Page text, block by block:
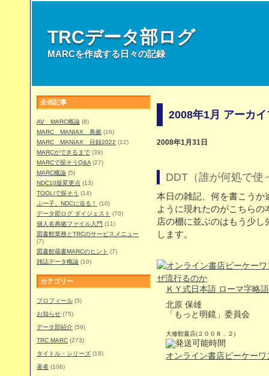
TRCデータ部ログ
MARCを作成する日々の記録
企画記事
AV MARC概論 (8)
MARC MANIAX 典拠 (16)
MARC MANIAX 目録2022 (12)
MARCができるまで (39)
MARCで探そうQ&A (27)
MARC概論 (5)
NDC10版変更点 (13)
TOOLiで探そう (14)
ぶー子、NDCに迫る！
(10)
データ部ログ ダイジェスト (70)
個人名典拠ファイル入門 (11)
図書館業務とTRCのサービスメニュー
(7)
図書館蔵書MARCのヒント (7)
雑誌データ概論 (10)
カテゴリー
プロフィール (3)
お知らせ (75)
データ部紹介 (59)
TRC MARC (273)
タイトル・シリーズ (18)
著者 (106)
2008年1月 アーカイ
2008年1月31日
DDT（誰が何処で使
本日の雑記、何を書こうか
ように現れたのがこちら
店の棚に並ぶのはもう少
します。
ＫＹ式日本語 ローマ字略
北原 保雄
「もっと明鏡」委員会
大修館書店(２００８．２)
オンライン書店ビーケー